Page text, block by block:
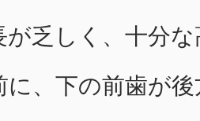
が乏しく、十分
に、下の前歯が